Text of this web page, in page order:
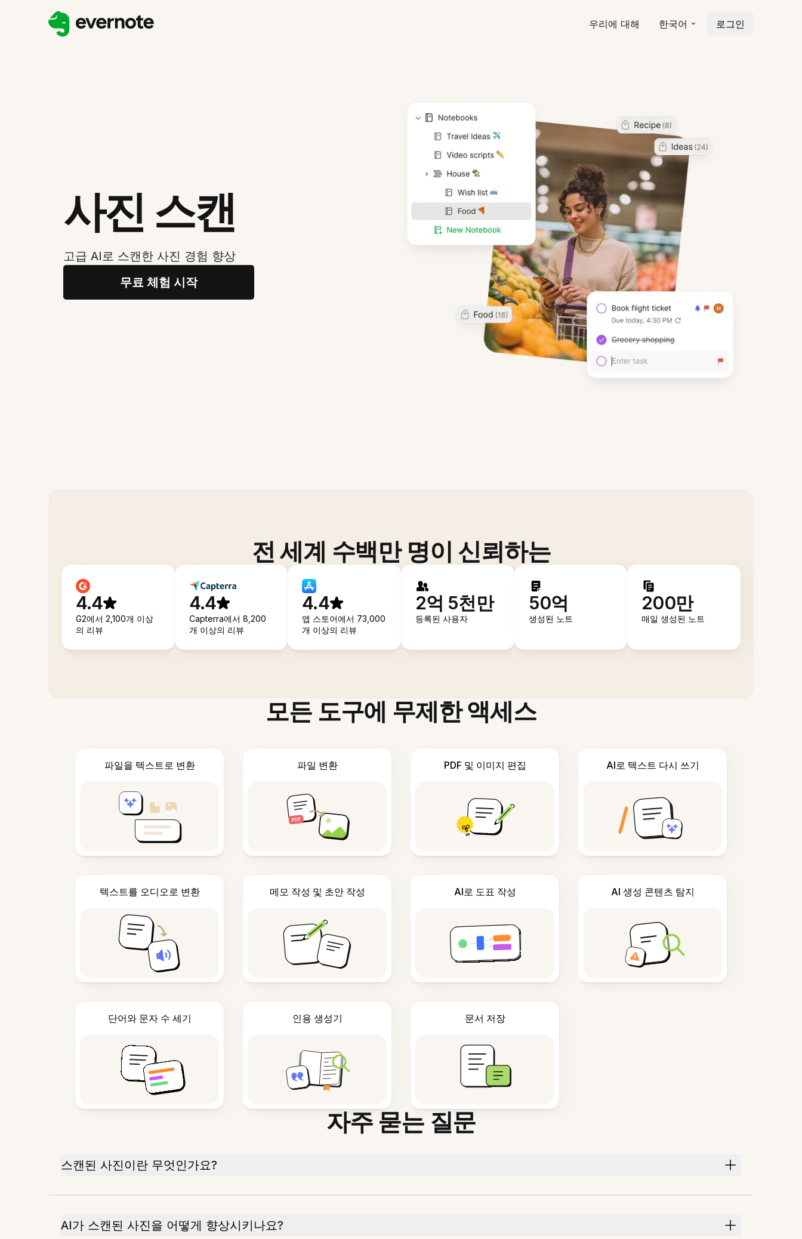
우리에 대해 한국어 로그인
사진 스캔
고급 AI로 스캔한 사진 경험 향상
무료 체험 시작
전 세계 수백만 명이 신뢰하는
4.4
G2에서 2,100개 이상
의 리뷰
4.4
Capterra에서 8,200
개 이상의 리뷰
4.4
앱 스토어에서 73,000
개 이상의 리뷰
2억 5천만
등록된 사용자
50억
생성된 노트
200만
매일 생성된 노트
모든 도구에 무제한 액세스
파일을 텍스트로 변환 파일 변환 PDF 및 이미지 편집 AI로 텍스트 다시 쓰기
텍스트를 오디오로 변환 메모 작성 및 초안 작성 AI로 도표 작성 AI 생성 콘텐츠 탐지
단어와 문자 수 세기 인용 생성기 문서 저장
자주 묻는 질문
스캔된 사진이란 무엇인가요?
AI가 스캔된 사진을 어떻게 향상시키나요?